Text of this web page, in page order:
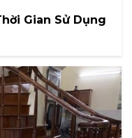
Gian Sử Dụng